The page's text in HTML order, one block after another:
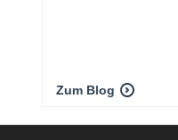
Zum Blog